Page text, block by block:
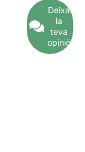
Deixa
la
teva
opinió